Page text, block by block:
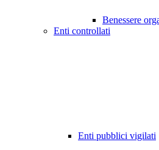
Benessere
Enti controllati
Enti pubblici vigilati